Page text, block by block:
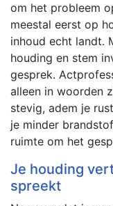
om het probleem
meestal eerst op
inhoud echt landt.
houding en stem
gesprek.
alleen in woorden
stevig, adem je
je minder
ruimte om het
Je houding
spreekt